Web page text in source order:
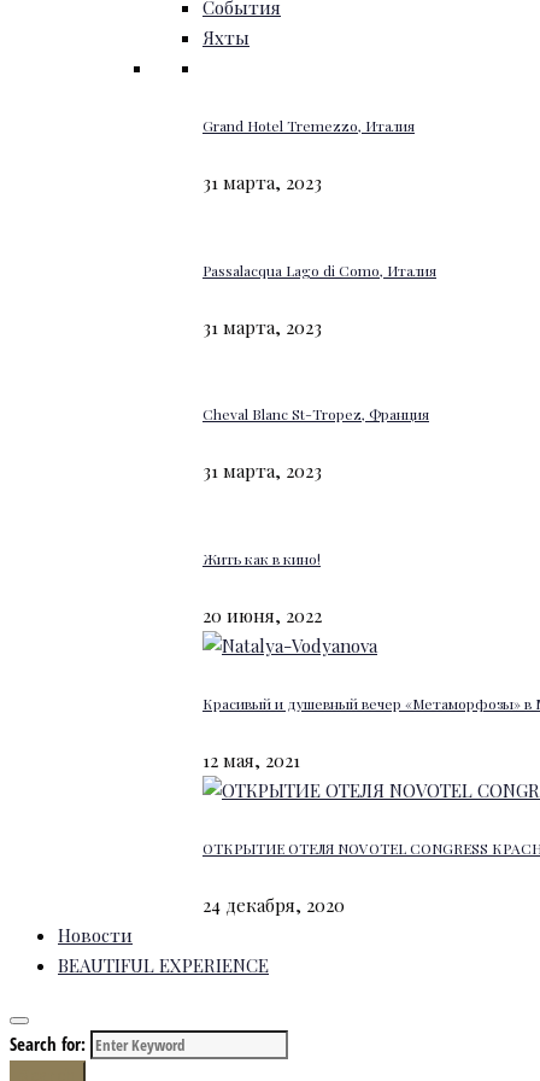
События
Яхты
Grand Hotel Tremezzo, Италия
31 марта, 2023
Passalacqua Lago di Como, Италия
31 марта, 2023
Cheval Blanc St-Tropez, Франция
31 марта, 2023
Жить как в кино!
20 июня, 2022
Красивый и душевный вечер «Метаморфозы» в
12 мая, 2021
ОТКРЫТИЕ ОТЕЛЯ NOVOTEL CONGRESS
24 декабря, 2020
Новости
BEAUTIFUL EXPERIENCE
Search for: